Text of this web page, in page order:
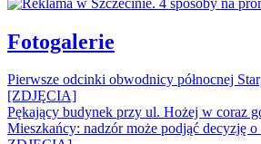
Fotogalerie
Pierwsze odcinki obwodnicy północnej
[ZDJĘCIA]
Pękający budynek przy ul. Hożej w coraz
Mieszkańcy: nadzór może podjąć decyzję